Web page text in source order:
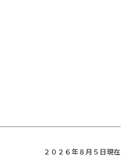
２０２６年８月５日現在